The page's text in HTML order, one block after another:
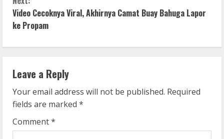
t
i
n
u
e
R
Video Cecoknya Viral, Akhirnya Camat Buay Bahuga Lapor
ke Propam
Leave a Reply
Your email address will not be published. Required
fields are marked *
Comment*